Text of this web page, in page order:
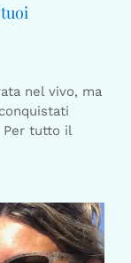
nel vivo, ma
Per tutto il